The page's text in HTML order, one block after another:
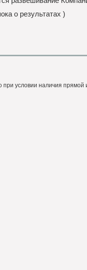
о результатах )
условии наличия прямой